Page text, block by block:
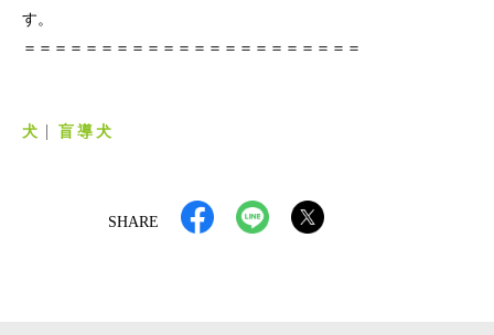
す。
＝＝＝＝＝＝＝＝＝＝＝＝＝＝＝＝＝＝＝＝＝＝
犬 盲導犬
SHARE